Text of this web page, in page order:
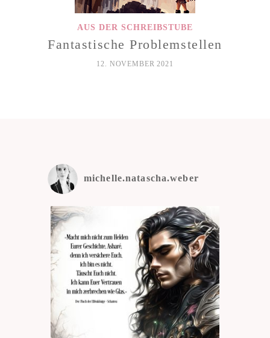
AUS DER SCHREIBSTUBE
Fantastische Problemstellen
12. NOVEMBER 2021
michelle.natascha.weber